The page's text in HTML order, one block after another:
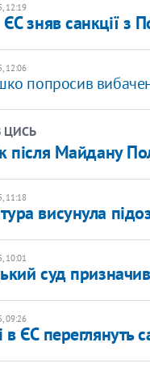
12:19
ЄС зняв санкції з
12:06
попросив
ЦИСЬ
після Майдану
11:18
висунула
10:01
суд
09:26
в ЄС переглянуть